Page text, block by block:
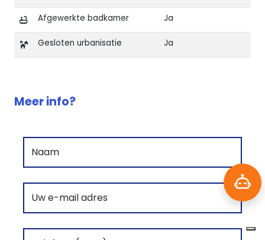
Afgewerkte badkamer Ja
Gesloten urbanisatie Ja
Meer info?